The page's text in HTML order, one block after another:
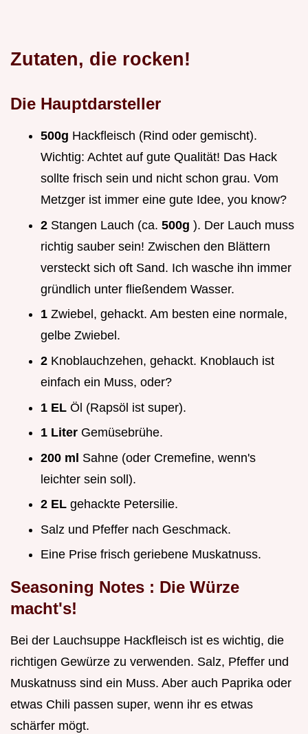
Zutaten, die rocken!
Die Hauptdarsteller
500g Hackfleisch (Rind oder gemischt).
Wichtig: Achtet auf gute Qualität! Das Hack
sollte frisch sein und nicht schon grau. Vom
Metzger ist immer eine gute Idee, you know?
2 Stangen Lauch (ca. 500g ). Der Lauch muss
richtig sauber sein! Zwischen den Blättern
versteckt sich oft Sand. Ich wasche ihn immer
gründlich unter fließendem Wasser.
1 Zwiebel, gehackt. Am besten eine normale,
gelbe Zwiebel.
2 Knoblauchzehen, gehackt. Knoblauch ist
einfach ein Muss, oder?
1 EL Öl (Rapsöl ist super).
1 Liter Gemüsebrühe.
200 ml Sahne (oder Cremefine, wenn's
leichter sein soll).
2 EL gehackte Petersilie.
Salz und Pfeffer nach Geschmack.
Eine Prise frisch geriebene Muskatnuss.
Seasoning Notes : Die Würze
macht's!
Bei der Lauchsuppe Hackfleisch ist es wichtig, die
richtigen Gewürze zu verwenden. Salz, Pfeffer und
Muskatnuss sind ein Muss. Aber auch Paprika oder
etwas Chili passen super, wenn ihr es etwas
schärfer mögt.